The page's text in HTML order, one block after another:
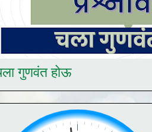
गुणवंत होऊ